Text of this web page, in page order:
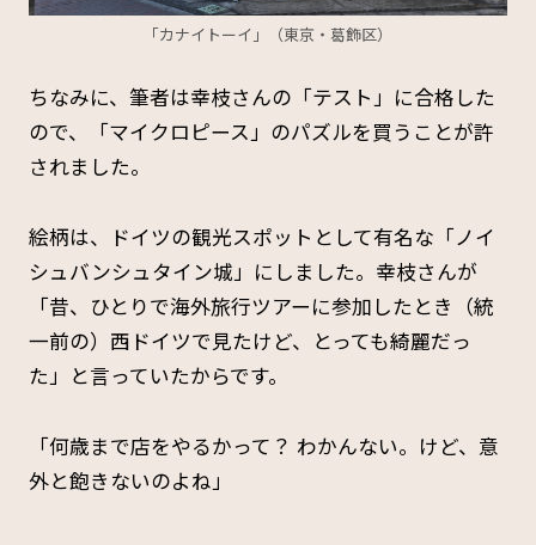
「カナイトーイ」（東京・葛飾区）
ちなみに、筆者は幸枝さんの「テスト」に合格した
ので、「マイクロピース」のパズルを買うことが許
されました。
絵柄は、ドイツの観光スポットとして有名な「ノイ
シュバンシュタイン城」にしました。幸枝さんが
「昔、ひとりで海外旅行ツアーに参加したとき（統
一前の）西ドイツで見たけど、とっても綺麗だっ
た」と言っていたからです。
「何歳まで店をやるかって？ わかんない。けど、意
外と飽きないのよね」